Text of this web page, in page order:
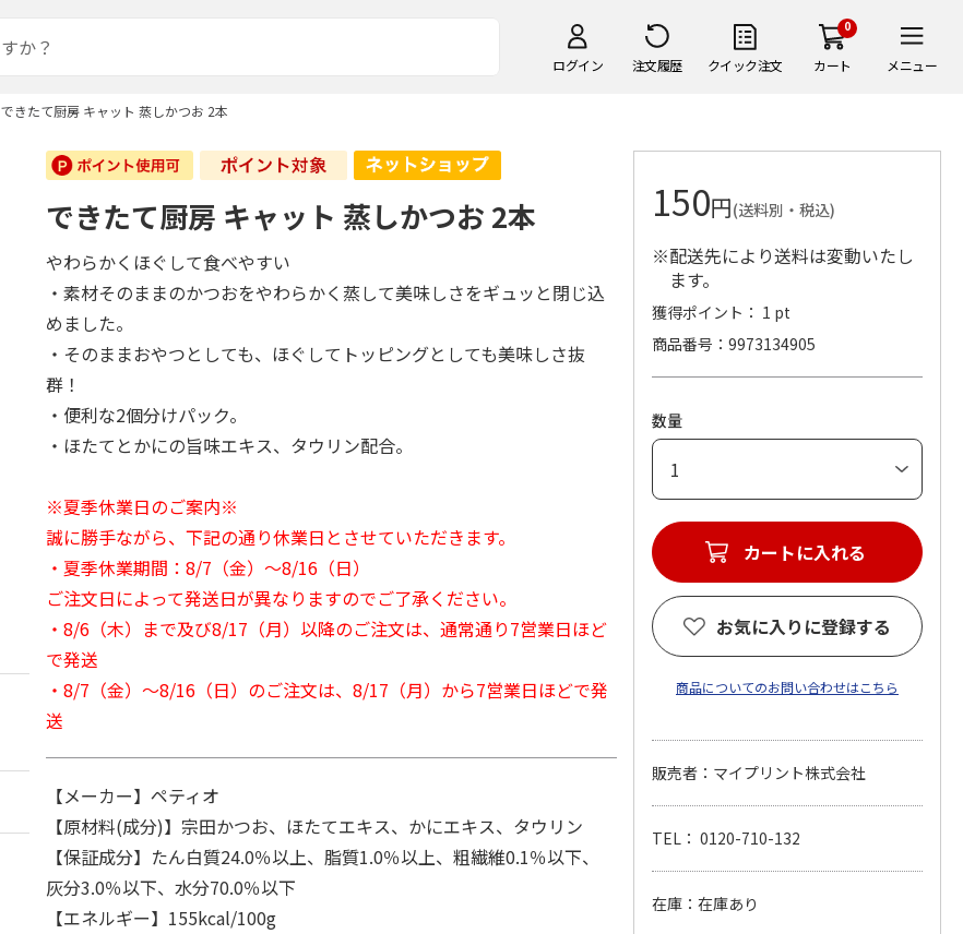
ログイン 注文履歴 クイック注文
0
カート メニュー
できたて厨房 キャット 蒸しかつお 2本
できたて厨房 キャット 蒸しかつお 2本
やわらかくほぐして食べやすい
・素材そのままのかつおをやわらかく蒸して美味しさをギュッと閉じ込
めました。
・そのままおやつとしても、ほぐしてトッピングとしても美味しさ抜
群！
・便利な2個分けパック。
・ほたてとかにの旨味エキス、タウリン配合。
※夏季休業日のご案内※
誠に勝手ながら、下記の通り休業日とさせていただきます。
・夏季休業期間：8/7（金）～8/16（日）
ご注文日によって発送日が異なりますのでご了承ください。
・8/6（木）まで及び8/17（月）以降のご注文は、通常通り7営業日ほど
で発送
・8/7（金）～8/16（日）のご注文は、8/17（月）から7営業日ほどで発
送
【メーカー】ペティオ
【原材料(成分)】宗田かつお、ほたてエキス、かにエキス、タウリン
【保証成分】たん白質24.0％以上、脂質1.0％以上、粗繊維0.1％以下、
灰分3.0％以下、水分70.0％以下
【エネルギー】155kcal/100g
150円(送料別・税込)
※配送先により送料は変動いたし
ます。
獲得ポイント： 1 pt
商品番号
9973134905
数量
カートに入れる
お気に入りに登録する
商品についてのお問い合わせはこちら
販売者：マイプリント株式会社
TEL： 0120-710-132
在庫：在庫あり